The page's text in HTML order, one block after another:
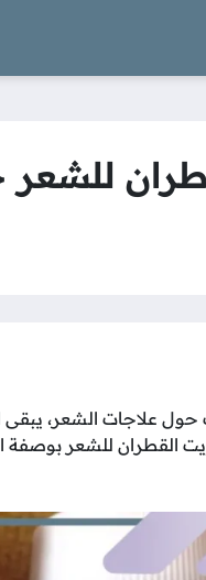
للشعر
حول علاجات الشعر،
القطران للشعر بوصفة